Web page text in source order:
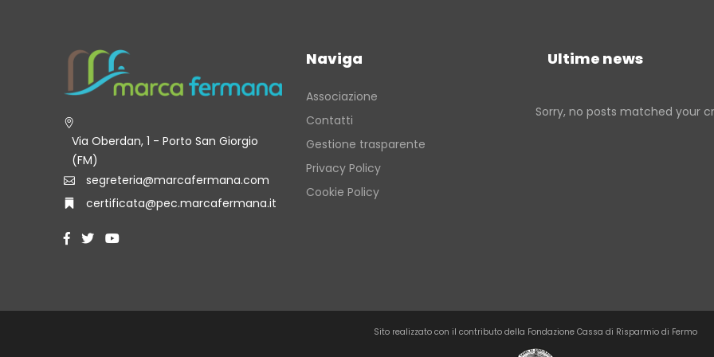
Via Oberdan, 1 - Porto San Giorgio
(FM)
segreteria@marcafermana.com
certificata@pec.marcafermana.it
Naviga
Associazione
Contatti
Gestione trasparente
Privacy Policy
Cookie Policy
Ultime news
Sorry, no posts matched your
Sito realizzato con il contributo della Fondazione Cassa di Risparmio di Fermo